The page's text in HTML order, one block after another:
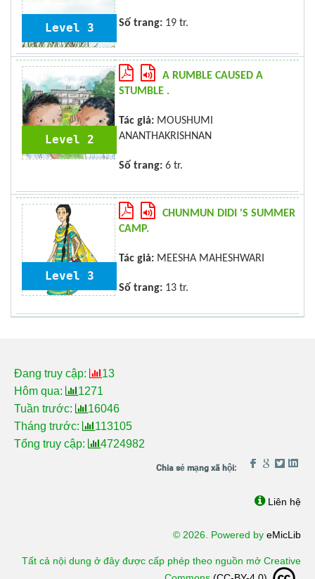
Level 3 Số trang: 19 tr.
Level 2
A RUMBLE CAUSED A
STUMBLE .
Tác giả: MOUSHUMI
ANANTHAKRISHNAN
Số trang: 6 tr.
Level 3
CHUNMUN DIDI 'S SUMMER
CAMP.
Tác giả: MEESHA MAHESHWARI
Số trang: 13 tr.
Đang truy cập:
13
Hôm qua:
1271
Tuần trước:
16046
Tháng trước:
113105
Tổng truy cập:
4724982
Liên hệ
© 2026. Powered by eMicLib
Tất cả nội dung ở đây được cấp phép theo nguồn mở Creative